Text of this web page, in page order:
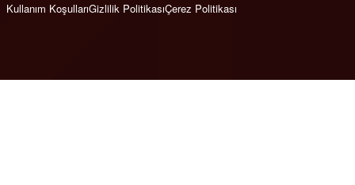
Kullanım KoşullarıGizlilik PolitikasıÇerez Politikası